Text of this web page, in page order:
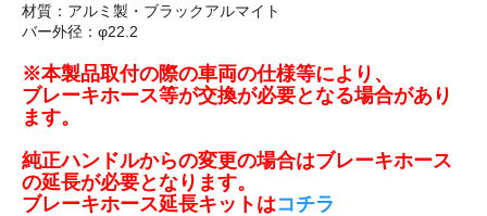
材質：アルミ製・ブラックアルマイト
バー外径：φ22.2
※本製品取付の際の車両の仕様等により、
ブレーキホース等が交換が必要となる場合があり
ます。
純正ハンドルからの変更の場合はブレーキホース
の延長が必要となります。
ブレーキホース延長キットはコチラ